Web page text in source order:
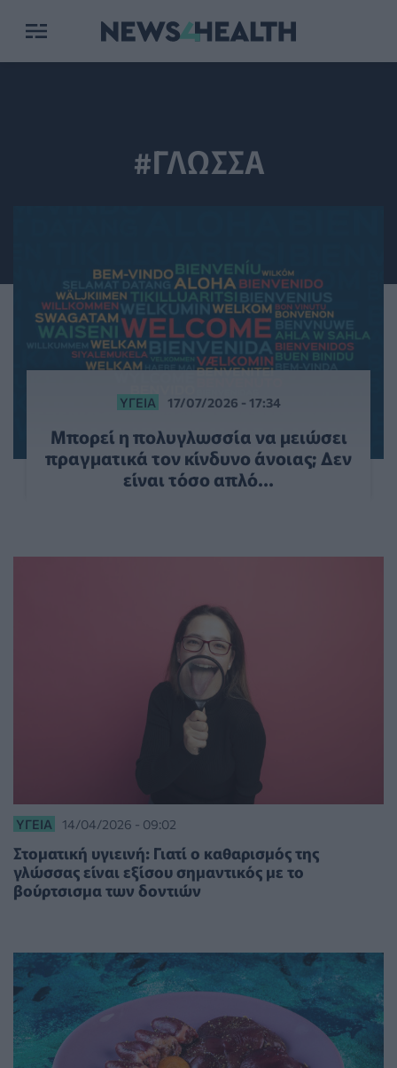
#ΓΛΩΣΣΑ
ΥΓΕΊΑ 17/07/2026 - 17:34
Μπορεί η πολυγλωσσία να μειώσει
πραγματικά τον κίνδυνο άνοιας; Δεν
είναι τόσο απλό...
ΥΓΕΊΑ 14/04/2026 - 09:02
Στοματική υγιεινή: Γιατί ο καθαρισμός της
γλώσσας είναι εξίσου σημαντικός με το
βούρτσισμα των δοντιών